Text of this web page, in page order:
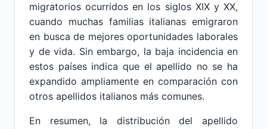
migratorios ocurridos en los siglos XIX y XX,
cuando muchas familias italianas emigraron
en busca de mejores oportunidades laborales
y de vida. Sin embargo, la baja incidencia en
estos países indica que el apellido no se ha
expandido ampliamente en comparación con
otros apellidos italianos más comunes.
En resumen, la distribución del apellido